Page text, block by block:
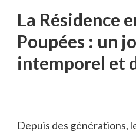
La Résidence
Poupées : un
intemporel et
Depuis des générations,